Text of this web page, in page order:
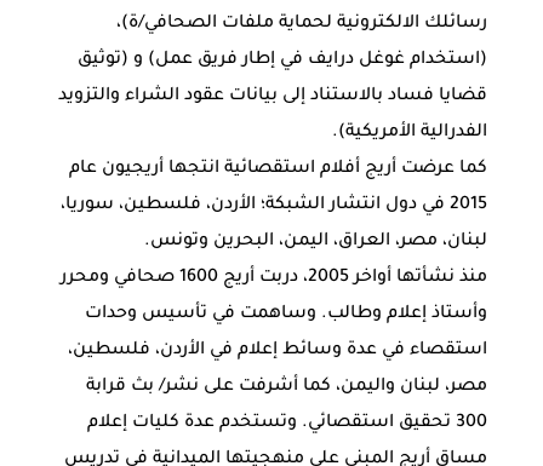
رسائلك الالكترونية لحماية ملفات الصحافي/ة)،
(استخدام غوغل درايف في إطار فريق عمل) و (توثيق
قضايا فساد بالاستناد إلى بيانات عقود الشراء والتزويد
الفدرالية الأمريكية).
كما عرضت أريج أفلام استقصائية انتجها أريجيون عام
2015 في دول انتشار الشبكة؛ الأردن، فلسطين، سوريا،
لبنان، مصر، العراق، اليمن، البحرين وتونس.
منذ نشأتها أواخر 2005، دربت أريج 1600 صحافي ومحرر
وأستاذ إعلام وطالب. وساهمت في تأسيس وحدات
استقصاء في عدة وسائط إعلام في الأردن، فلسطين،
مصر، لبنان واليمن، كما أشرفت على نشر/ بث قرابة
300 تحقيق استقصائي. وتستخدم عدة كليات إعلام
مساق أريج المبني على منهجيتها الميدانية في تدريس